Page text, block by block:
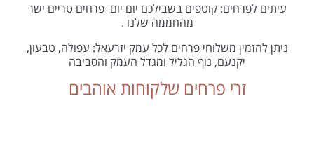
עיתים לפרחים: קוטפים בשבילכם יום יום פרחים טריים ישר
מהחממה שלנו .
ניתן להזמין משלוחי פרחים לכל עמק יזרעאל: עפולה, טבעון,
יקנעם, נוף הגליל ומגדל העמק והסביבה
זרי פרחים שלקוחות אוהבים